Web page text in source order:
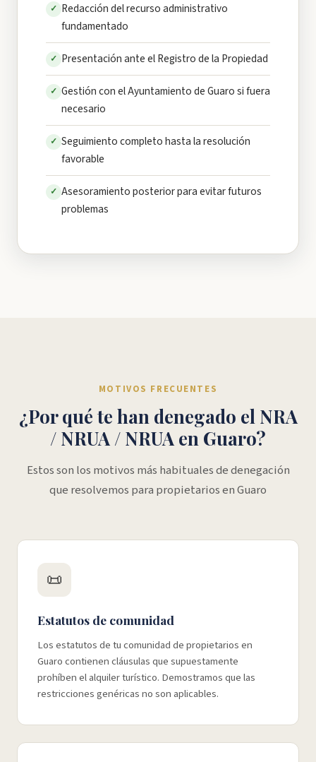
✓ Redacción del recurso administrativo
fundamentado
✓ Presentación ante el Registro de la Propiedad
✓ Gestión con el Ayuntamiento de Guaro si fuera
necesario
✓ Seguimiento completo hasta la resolución
favorable
✓ Asesoramiento posterior para evitar futuros
problemas
MOTIVOS FRECUENTES
¿Por qué te han denegado el NRA
/ NRUA / NRUA en Guaro?
Estos son los motivos más habituales de denegación
que resolvemos para propietarios en Guaro
📜
Estatutos de comunidad
Los estatutos de tu comunidad de propietarios en
Guaro contienen cláusulas que supuestamente
prohíben el alquiler turístico. Demostramos que las
restricciones genéricas no son aplicables.